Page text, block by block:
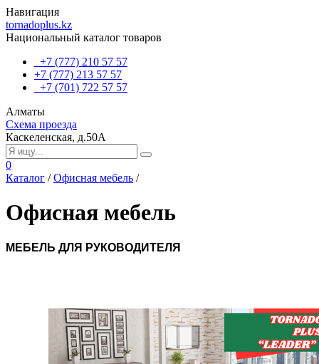
Навигация
tornadoplus.kz
Национальный каталог товаров
+7 (777) 210 57 57
+7 (777) 213 57 57
+7 (701) 722 57 57
Алматы
Схема проезда
Каскеленская, д.50А
0
Каталог /Офисная мебель /
Офисная мебель
МЕБЕЛЬ ДЛЯ РУКОВОДИТЕЛЯ